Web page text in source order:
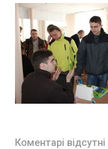
Коментарі відсутні